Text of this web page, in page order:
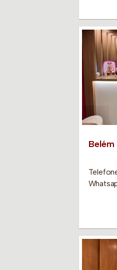
Belém